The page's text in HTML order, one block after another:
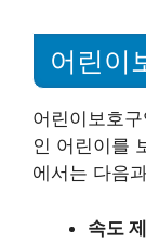
어린이
어린이보호
인 어린이를
에서는 다음
속도